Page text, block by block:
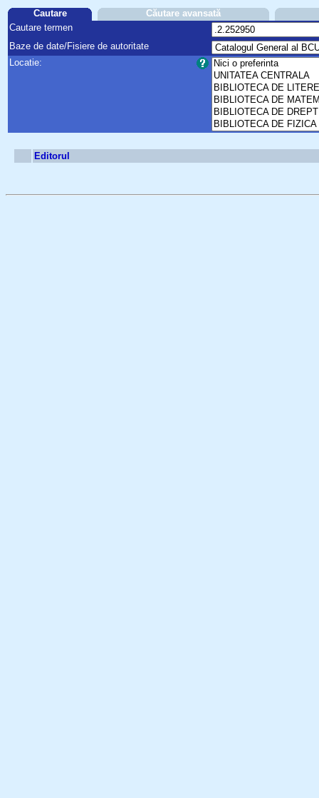
Cautare
Căutare avansată
Cautare termen
Baze de date/Fisiere de autoritate
Locatie:
Editorul